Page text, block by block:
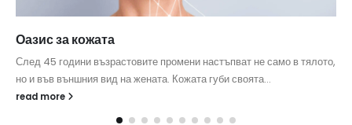
Оазис за кожата
След 45 години възрастовите промени настъпват не само в тялото,
но и във външния вид на жената. Кожата губи своята...
read more